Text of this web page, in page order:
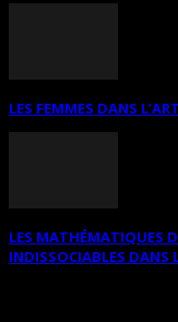
LES FEMMES DANS
LES MATHÉMATIQUES
INDISSOCIABLES DANS